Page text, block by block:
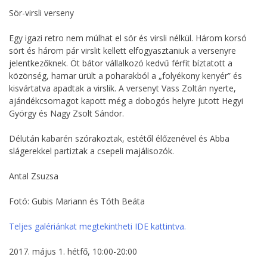
Sör-virsli verseny
Egy igazi retro nem múlhat el sör és virsli nélkül. Három korsó
sört és három pár virslit kellett elfogyasztaniuk a versenyre
jelentkezőknek. Öt bátor vállalkozó kedvű férfit bíztatott a
közönség, hamar ürült a poharakból a „folyékony kenyér” és
kisvártatva apadtak a virslik. A versenyt Vass Zoltán nyerte,
ajándékcsomagot kapott még a dobogós helyre jutott Hegyi
György és Nagy Zsolt Sándor.
Délután kabarén szórakoztak, estétől élőzenével és Abba
slágerekkel partiztak a csepeli majálisozók.
Antal Zsuzsa
Fotó: Gubis Mariann és Tóth Beáta
Teljes galériánkat megtekintheti IDE kattintva.
2017. május 1. hétfő, 10:00-20:00